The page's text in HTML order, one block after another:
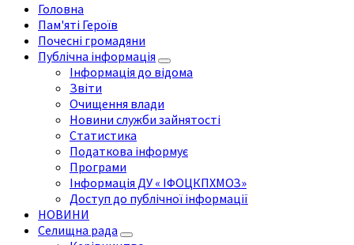
Головна
Пам'яті Героїв
Почесні громадяни
Публічна інформація
Інформація до відома
Звіти
Очищення влади
Новини служби зайнятості
Статистика
Податкова інформує
Програми
Інформація ДУ « ІФОЦКПХМОЗ»
Доступ до публічної інформації
НОВИНИ
Селищна рада